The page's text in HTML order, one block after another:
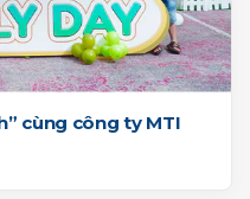
cùng công ty MTI